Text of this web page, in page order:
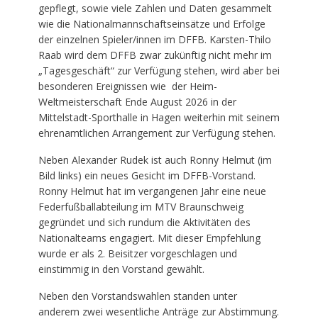
gepflegt, sowie viele Zahlen und Daten gesammelt
wie die Nationalmannschaftseinsätze und Erfolge
der einzelnen Spieler/innen im DFFB. Karsten-Thilo
Raab wird dem DFFB zwar zukünftig nicht mehr im
„Tagesgeschäft“ zur Verfügung stehen, wird aber bei
besonderen Ereignissen wie der Heim-
Weltmeisterschaft Ende August 2026 in der
Mittelstadt-Sporthalle in Hagen weiterhin mit seinem
ehrenamtlichen Arrangement zur Verfügung stehen.
Neben Alexander Rudek ist auch Ronny Helmut (im
Bild links) ein neues Gesicht im DFFB-Vorstand.
Ronny Helmut hat im vergangenen Jahr eine neue
Federfußballabteilung im MTV Braunschweig
gegründet und sich rundum die Aktivitäten des
Nationalteams engagiert. Mit dieser Empfehlung
wurde er als 2. Beisitzer vorgeschlagen und
einstimmig in den Vorstand gewählt.
Neben den Vorstandswahlen standen unter
anderem zwei wesentliche Anträge zur Abstimmung.